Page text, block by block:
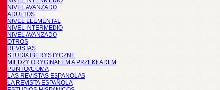
NIVEL AVANZADO
ADULTOS
NIVEL ELEMENTAL
NIVEL INTERMEDIO
NIVEL AVANZADO
OTROS
REVISTAS
STUDIA IBERYSTYCZNE
MIĘDZY ORYGINAŁEM A PRZEKŁADEM
PUNTOyCOMA
LAS REVISTAS ESPANOLAS
LA REVISTA ESPAÑOLA